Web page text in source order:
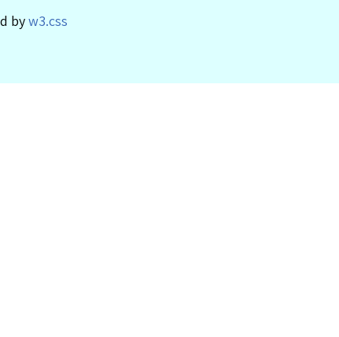
byw3.css